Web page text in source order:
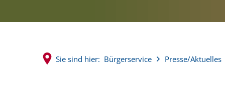
Sie sind hier: Bürgerservice Presse/Aktuelles